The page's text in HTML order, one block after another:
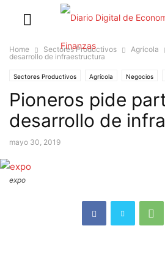
Home Sectores Productivos Agrícola
desarrollo de infraestructura
Sectores Productivos Agrícola Negocios
Política Gobiernos Departamentales Gremios
Pioneros pide
desarrollo de
mayo 30, 2019
expo